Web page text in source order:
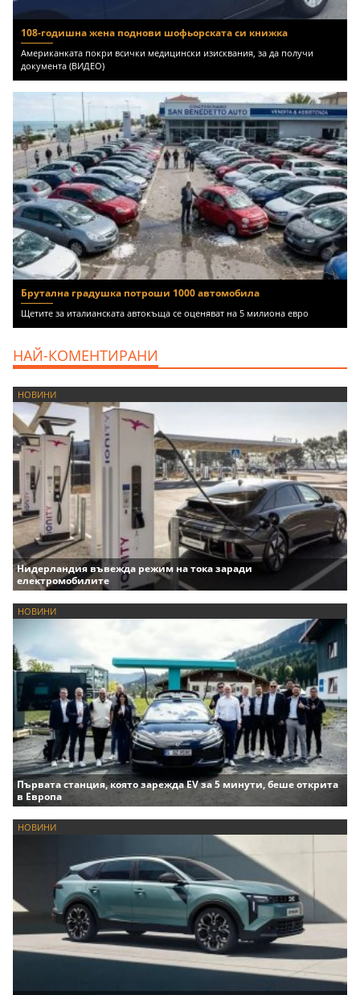
108-годишна жена поднови шофьорската си книжка
Американката покри всички медицински изисквания, за да получи
документа (ВИДЕО)
Брутална градушка потроши 1000 автомобила
Щетите за италианската автокъща се оценяват на 5 милиона евро
НАЙ-КОМЕНТИРАНИ
НОВИНИ
Нидерландия въвежда режим на тока заради
електромобилите
НОВИНИ
Първата станция, която зарежда EV за 5 минути, беше открита
в Европа
НОВИНИ